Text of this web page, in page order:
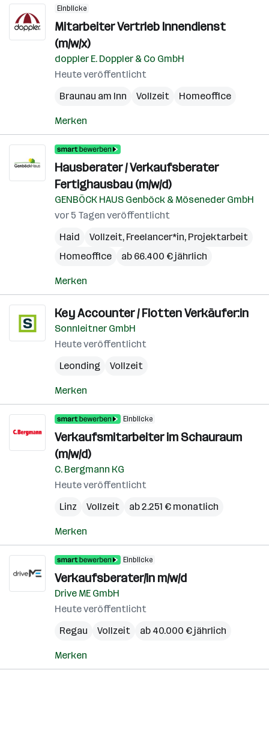
Einblicke
Mitarbeiter Vertrieb Innendienst
(m/w/x)
doppler E. Doppler & Co GmbH
Heute veröffentlicht
Braunau am Inn
Vollzeit Homeoffice
Merken
Hausberater / Verkaufsberater
Fertighausbau (m/w/d)
GENBÖCK HAUS Genböck & Möseneder GmbH
vor 5 Tagen veröffentlicht
Haid
Vollzeit, Freelancer*in, Projektarbeit
Homeoffice
ab 66.400 € jährlich
Merken
Key Accounter / Flotten Verkäufer:in
Sonnleitner GmbH
Heute veröffentlicht
Leonding
Vollzeit
Merken
Einblicke
Verkaufsmitarbeiter im Schauraum
(m/w/d)
C. Bergmann KG
Heute veröffentlicht
Linz
Vollzeit ab 2.251 € monatlich
Merken
Einblicke
Verkaufsberater/in m/w/d
Drive ME GmbH
Heute veröffentlicht
Regau
Vollzeit ab 40.000 € jährlich
Merken